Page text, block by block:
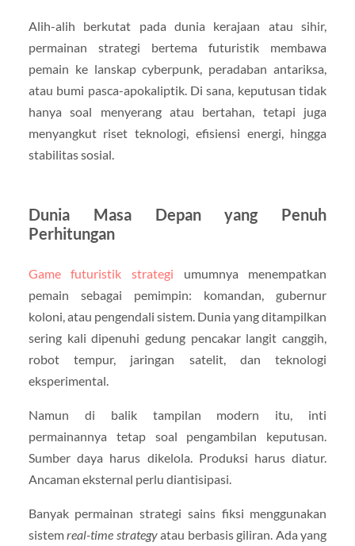
Alih-alih berkutat pada dunia kerajaan atau sihir,
permainan strategi bertema futuristik membawa
pemain ke lanskap cyberpunk, peradaban antariksa,
atau bumi pasca-apokaliptik. Di sana, keputusan tidak
hanya soal menyerang atau bertahan, tetapi juga
menyangkut riset teknologi, efisiensi energi, hingga
stabilitas sosial.
Dunia Masa Depan yang Penuh
Perhitungan
Game futuristik strategi umumnya menempatkan
pemain sebagai pemimpin: komandan, gubernur
koloni, atau pengendali sistem. Dunia yang ditampilkan
sering kali dipenuhi gedung pencakar langit canggih,
robot tempur, jaringan satelit, dan teknologi
eksperimental.
Namun di balik tampilan modern itu, inti
permainannya tetap soal pengambilan keputusan.
Sumber daya harus dikelola. Produksi harus diatur.
Ancaman eksternal perlu diantisipasi.
Banyak permainan strategi sains fiksi menggunakan
sistemreal-time strategyatau berbasis giliran. Ada yang